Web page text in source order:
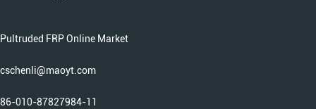
Pultruded FRP Online Market
cschenli@maoyt.com
86-010-87827984-11